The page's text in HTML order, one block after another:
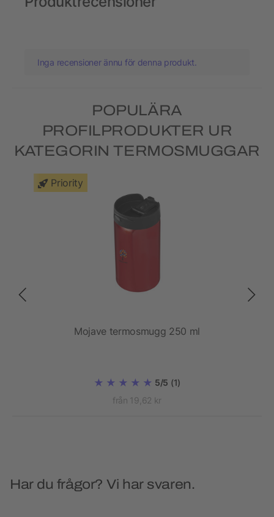
Inga recensioner ännu för denna produkt.
POPULÄRA
PROFILPRODUKTER UR
KATEGORIN TERMOSMUGGAR
Priority
Mojave termosmugg 250 ml
5/5 (1)
från 19,62 kr
Har du frågor? Vi har svaren.